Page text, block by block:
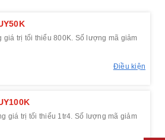
giá trị tối thiểu 800K. Số lượng mã giảm
Điều kiện
giá trị tối thiểu 1tr4. Số lượng mã giảm